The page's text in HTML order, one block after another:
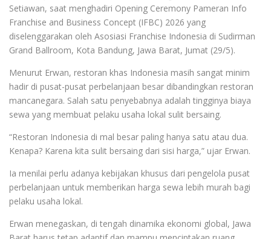
Setiawan, saat menghadiri Opening Ceremony Pameran Info
Franchise and Business Concept (IFBC) 2026 yang
diselenggarakan oleh Asosiasi Franchise Indonesia di Sudirman
Grand Ballroom, Kota Bandung, Jawa Barat, Jumat (29/5).
Menurut Erwan, restoran khas Indonesia masih sangat minim
hadir di pusat-pusat perbelanjaan besar dibandingkan restoran
mancanegara. Salah satu penyebabnya adalah tingginya biaya
sewa yang membuat pelaku usaha lokal sulit bersaing.
“Restoran Indonesia di mal besar paling hanya satu atau dua.
Kenapa? Karena kita sulit bersaing dari sisi harga,” ujar Erwan.
Ia menilai perlu adanya kebijakan khusus dari pengelola pusat
perbelanjaan untuk memberikan harga sewa lebih murah bagi
pelaku usaha lokal.
Erwan menegaskan, di tengah dinamika ekonomi global, Jawa